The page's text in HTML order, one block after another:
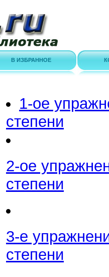
В ИЗБРАННОЕ
1-ое
степени
2-ое
степени
3-е
степени